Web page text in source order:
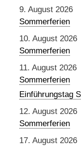
9. August 2026
Sommerferien
10. August 2026
Sommerferien
11. August 2026
Sommerferien
Einführungstag
12. August 2026
Sommerferien
17. August 2026